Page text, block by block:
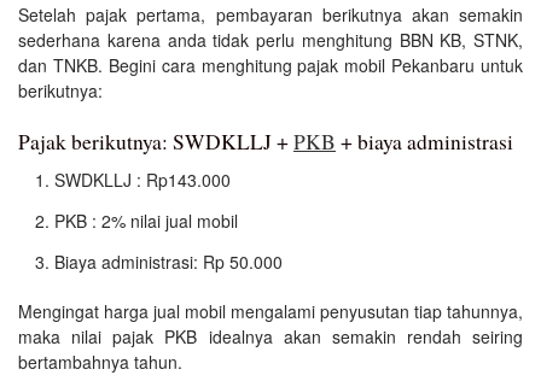
Setelah pajak pertama, pembayaran berikutnya akan semakin
sederhana karena anda tidak perlu menghitung BBN KB, STNK,
dan TNKB. Begini cara menghitung pajak mobil Pekanbaru untuk
berikutnya:
Pajak berikutnya: SWDKLLJ +PKB + biaya administrasi
SWDKLLJ : Rp143.000
PKB : 2% nilai jual mobil
Biaya administrasi: Rp 50.000
Mengingat harga jual mobil mengalami penyusutan tiap tahunnya,
maka nilai pajak PKB idealnya akan semakin rendah seiring
bertambahnya tahun.